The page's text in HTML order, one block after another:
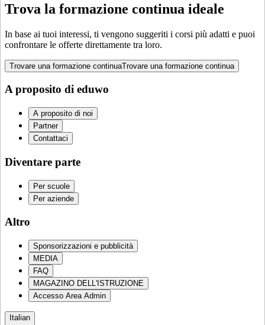
Trova la formazione continua ideale
In base ai tuoi interessi, ti vengono suggeriti i corsi più adatti e puoi
confrontare le offerte direttamente tra loro.
Trovare una formazione continuaTrovare una formazione continua
A proposito di eduwo
A proposito di noi
Partner
Contattaci
Diventare parte
Per scuole
Per aziende
Altro
Sponsorizzazioni e pubblicità
MEDIA
FAQ
MAGAZINO DELL'ISTRUZIONE
Accesso Area Admin
Italian